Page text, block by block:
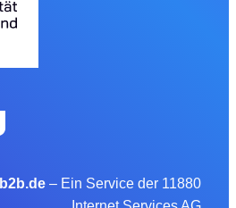
– Ein Service der 11880